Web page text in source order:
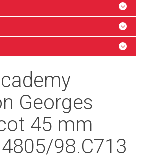
Georges
45 mm
98.C713